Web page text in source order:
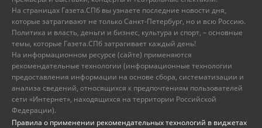
На страницах Газета.СПб вы узнаете последние новости дня,
которые затрагивают не только Санкт-Петербург, но и всю Россию.
Политика и власть, деньги и бизнес, культура и спорт, – основные
темы, которые Газета.СПб затрагивает каждый день!
На информационном ресурсе (сайте) применяются
рекомендательные технологии (информационные технологии
предоставления информации на основе сбора, систематизации и
анализа сведений, относящихся к предпочтениям пользователей
сети «Интернет», находящихся на территории Российской
Федерации).
Правила о применении рекомендательных технологий в виджетах